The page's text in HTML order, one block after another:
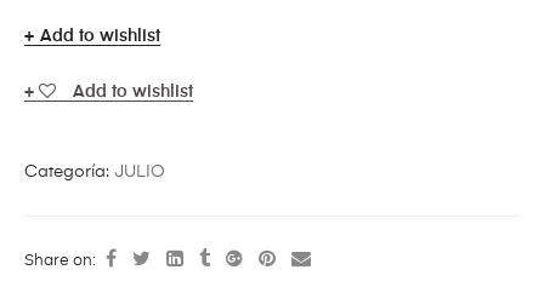
Add to wishlist
Add to wishlist
Categoría: JULIO
Share on: